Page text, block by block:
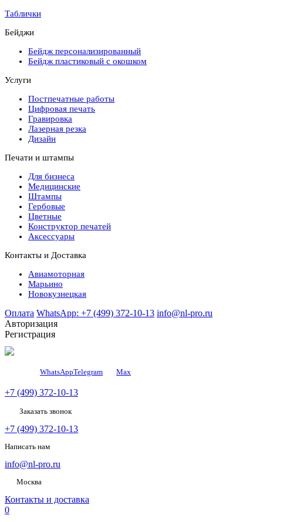
Таблички
Бейджи
Бейдж персонализированный
Бейдж пластиковый с окошком
Услуги
Постпечатные работы
Цифровая печать
Гравировка
Лазерная резка
Дизайн
Печати и штампы
Для бизнеса
Медицинские
Штампы
Гербовые
Цветные
Конструктор печатей
Аксессуары
Контакты и Доставка
Авиамоторная
Марьино
Новокузнецкая
Оплата WhatsApp: +7 (499) 372-10-13 info@nl-pro.ru
Авторизация
Регистрация
WhatsAppTelegram Мах
+7 (499) 372-10-13
Заказать звонок
+7 (499) 372-10-13
Написать нам
info@nl-pro.ru
Москва
Контакты и доставка
0